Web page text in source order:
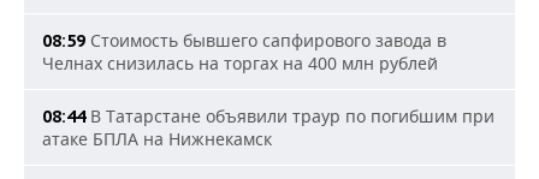
08:59 Стоимость бывшего сапфирового завода в
Челнах снизилась на торгах на 400 млн рублей
08:44В Татарстане объявили траур по погибшим при
атаке БПЛА на Нижнекамск